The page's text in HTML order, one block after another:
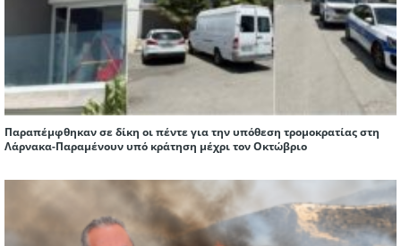
Παραπέμφθηκαν σε δίκη οι πέντε για την υπόθεση τρομοκρατίας στη
Λάρνακα-Παραμένουν υπό κράτηση μέχρι τον Οκτώβριο